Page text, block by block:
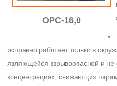
ОРС-16,0
исправно работает только в
являющейся взрывоопасной и
концентрациях, снижающих